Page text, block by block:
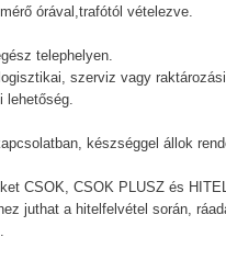
órával,trafótól vételezve.
telephelyen.
szerviz vagy
lehetőség.
készséggel állok
CSOK, CSOK PLUSZ és
juthat a hitelfelvétel során,